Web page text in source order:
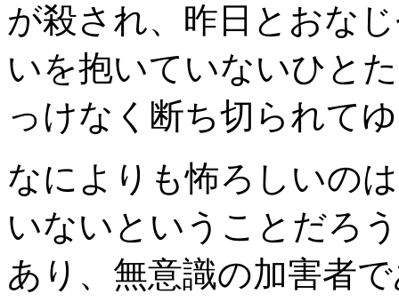
が殺され、昨日とおな
いを抱いていないひと
っけなく断ち切られて
なによりも怖ろしいの
いないということだろ
あり、無意識の加害者